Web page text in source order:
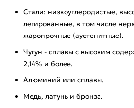
Стали: низкоуглеродистые,
легированные, в том числе
жаропрочные (аустенитные).
Чугун - сплавы с высоким
2,14% и более.
Алюминий или сплавы.
Медь, латунь и бронза.